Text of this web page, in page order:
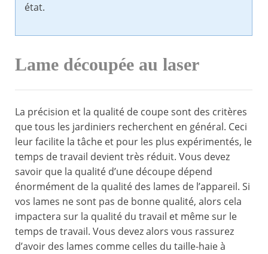
état.
Lame découpée au laser
La précision et la qualité de coupe sont des critères
que tous les jardiniers recherchent en général. Ceci
leur facilite la tâche et pour les plus expérimentés, le
temps de travail devient très réduit. Vous devez
savoir que la qualité d’une découpe dépend
énormément de la qualité des lames de l’appareil. Si
vos lames ne sont pas de bonne qualité, alors cela
impactera sur la qualité du travail et même sur le
temps de travail. Vous devez alors vous rassurez
d’avoir des lames comme celles du taille-haie à